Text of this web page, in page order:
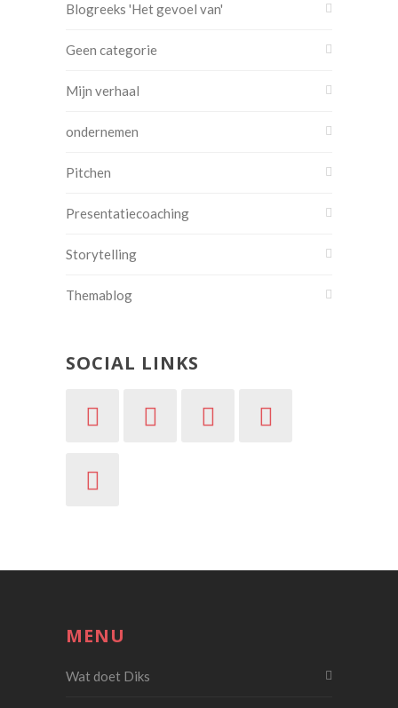
Blogreeks 'Het gevoel van'
Geen categorie
Mijn verhaal
ondernemen
Pitchen
Presentatiecoaching
Storytelling
Themablog
SOCIAL LINKS
MENU
Wat doet Diks